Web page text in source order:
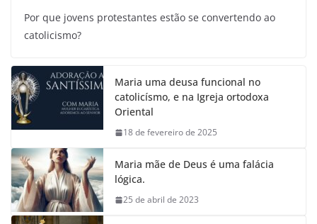
Por que jovens protestantes estão se convertendo ao
catolicismo?
Maria uma deusa funcional no
catolicísmo, e na Igreja ortodoxa
Oriental
18 de fevereiro de 2025
Maria mãe de Deus é uma falácia
lógica.
25 de abril de 2023